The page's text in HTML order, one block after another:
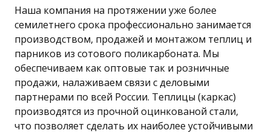
Наша компания на протяжении уже более
семилетнего срока профессионально занимается
производством, продажей и монтажом теплиц и
парников из сотового поликарбоната. Мы
обеспечиваем как оптовые так и розничные
продажи, налаживаем связи с деловыми
партнерами по всей России. Теплицы (каркас)
производятся из прочной оцинкованой стали,
что позволяет сделать их наиболее устойчивыми